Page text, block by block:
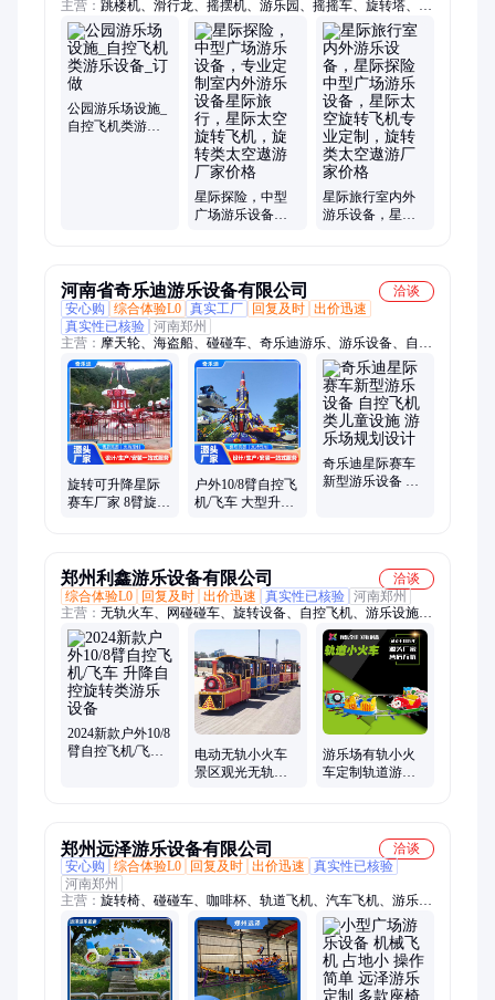
主营： 跳楼机、滑行龙、摇摆机、游乐园、摇摇车、旋转塔、游
艺机、脚踏车、大猩猩、摩天轮、转盘设、摇摆船、迪斯科、小
火车、吐雾车、碰碰车、鲨鱼岛、海盗船、过山车、大摆锤、欢
乐农场、神舟飞碟、高空飞椅、太空漫步、旅游策划
公园游乐场设施_
自控飞机类游乐
星际探险，中型
广场游乐设备，
转飞机，旋转类
太空遨游厂家价
格
星际旅行室内外
游乐设备，星际
定制，旋转类太
空遨游厂家价格
河南省奇乐迪游乐设备有限公司
洽谈
安心购
综合体验L0 真实工厂 回复及时 出价迅速
真实性已核验 河南郑州
主营： 摩天轮、海盗船、碰碰车、奇乐迪游乐、游乐设备、自控
飞机、飞天转盘游乐、景区游乐设备、轨道滑草、旋转木马、户
外亲子、游艺设施、果虫滑车、造浪球、极速飞车、星际飞车、
摇头飞椅、观光小火车、旋转大章鱼、迪斯科转盘、空轨滑车、
彩虹滑道、无动力乐园、单轨滑车、管轨滑车
旋转可升降星际
赛车厂家 8臂旋转
户外10/8臂自控飞
机/飞车 大型升降
奇乐迪星际赛车
新型游乐设备 自
郑州利鑫游乐设备有限公司
洽谈
综合体验L0
回复及时 出价迅速 真实性已核验 河南郑州
主营： 无轨火车、网碰碰车、旋转设备、自控飞机、游乐设施、
旋转木马、旋转飞椅、户外流动、主题公园、弯月飘车、旋转太
空环、电动碰碰车、海洋喷球车、水果旋转机、无轨小火车、三
维太空环
2024新款户外10/8
臂自控飞机/飞车
电动无轨小火车
景区观光无轨火
游乐场有轨小火
车定制轨道游乐
郑州远泽游乐设备有限公司
洽谈
安心购
综合体验L0 回复及时 出价迅速
真实性已核验
河南郑州
主营： 旋转椅、碰碰车、咖啡杯、轨道飞机、汽车飞机、游乐设
施、自控飞机、脚踏车、薰衣草、海盗船、摇摆桥、小摆锤、旋
转木马、充气水池、网红秋千、游艺设施、旋转蹦极、旋转飞
椅、攀岩滑梯、果虫滑车、旋转秋千、彩虹滑道、山地滑车、创
业玩具、无轨火车